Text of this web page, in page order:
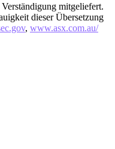
mitgeliefert.
dieser Übersetzung
, www.asx.com.au/